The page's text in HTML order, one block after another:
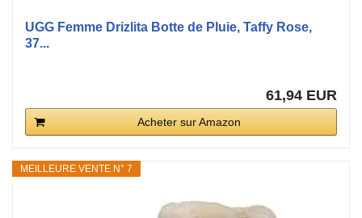
UGG Femme Drizlita Botte de Pluie, Taffy Rose,
37...
61,94 EUR
Acheter sur Amazon
MEILLEURE VENTE N° 7